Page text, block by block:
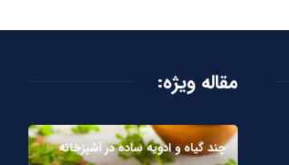
مقاله ویژه:
چند گیاه و ادویه ساده در آشپزخانه